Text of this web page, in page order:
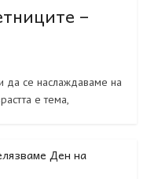
–
да се наслаждаваме на
е тема,
Ден на